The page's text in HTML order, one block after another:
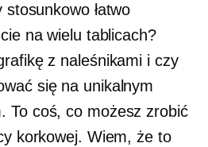
łatwo
na wielu tablicach?
z naleśnikami i czy
się na unikalnym
To coś, co możesz zrobić
korkowej. Wiem, że to